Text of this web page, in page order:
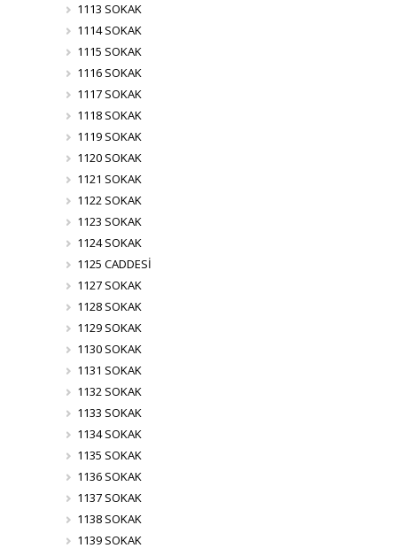
1113 SOKAK
1114 SOKAK
1115 SOKAK
1116 SOKAK
1117 SOKAK
1118 SOKAK
1119 SOKAK
1120 SOKAK
1121 SOKAK
1122 SOKAK
1123 SOKAK
1124 SOKAK
1125 CADDESİ
1127 SOKAK
1128 SOKAK
1129 SOKAK
1130 SOKAK
1131 SOKAK
1132 SOKAK
1133 SOKAK
1134 SOKAK
1135 SOKAK
1136 SOKAK
1137 SOKAK
1138 SOKAK
1139 SOKAK